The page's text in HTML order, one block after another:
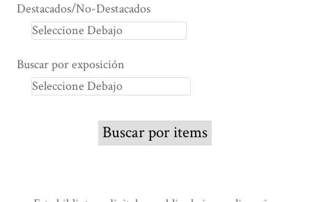
Destacados/No-Destacados
Buscar por exposición